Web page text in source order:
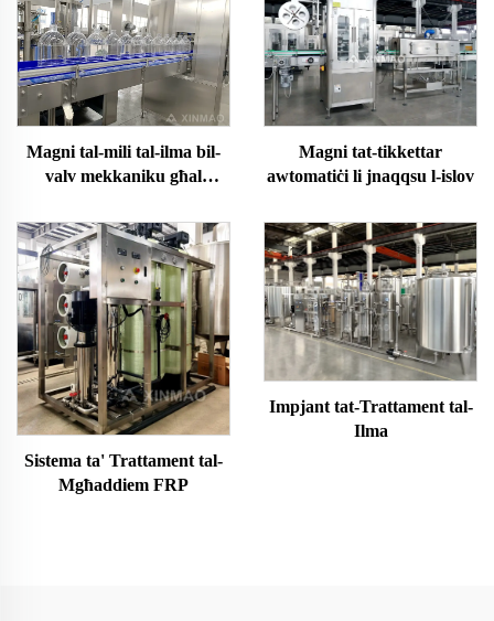
Magni tal-mili tal-ilma bil-
valv mekkaniku għal
Magni tat-tikkettar
awtomatiċi li jnaqqsu l-islov
Sistema ta' Trattament tal-
Mgħaddiem FRP
Impjant tat-Trattament tal-
Ilma